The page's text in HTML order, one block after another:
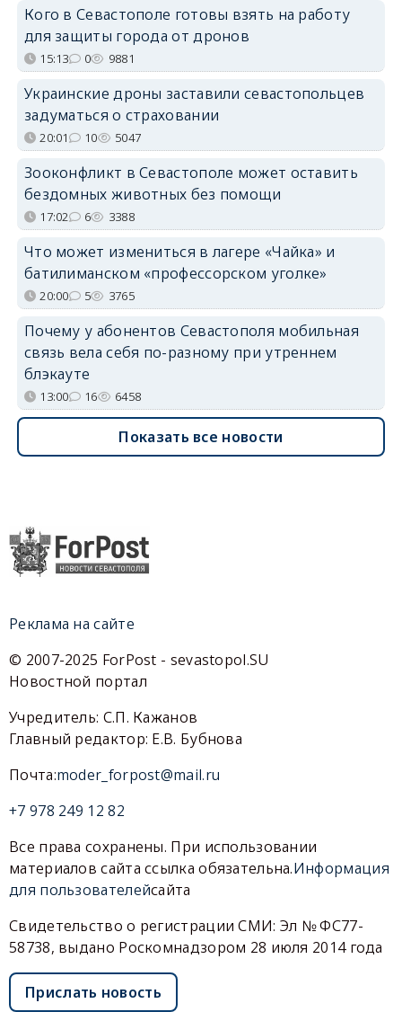
Кого в Севастополе готовы взять на работу
для защиты города от дронов
15:13 0 9881
Украинские дроны заставили севастопольцев
задуматься о страховании
20:01 10 5047
Зооконфликт в Севастополе может оставить
бездомных животных без помощи
17:02 6 3388
Что может измениться в лагере «Чайка» и
батилиманском «профессорском уголке»
20:00 5 3765
Почему у абонентов Севастополя мобильная
связь вела себя по-разному при утреннем
блэкауте
13:00 16 6458
Показать все новости
Реклама на сайте
© 2007-2025 ForPost - sevastopol.SU
Новостной портал
Учредитель: С.П. Кажанов
Главный редактор: Е.В. Бубнова
Почта:moder_forpost@mail.ru
+7 978 249 12 82
Все права сохранены. При использовании
материалов сайта ссылка обязательна.Информация
для пользователейсайта
Свидетельство о регистрации СМИ: Эл № ФС77-
58738, выдано Роскомнадзором 28 июля 2014 года
Прислать новость